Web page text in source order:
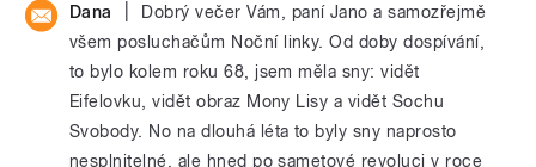
Dana
Dobrý večer Vám, paní Jano a samozřejmě
všem posluchačům Noční linky. Od doby dospívání,
to bylo kolem roku 68, jsem měla sny: vidět
Eifelovku, vidět obraz Mony Lisy a vidět Sochu
Svobody. No na dlouhá léta to byly sny naprosto
nesplnitelné, ale hned po sametové revoluci v roce